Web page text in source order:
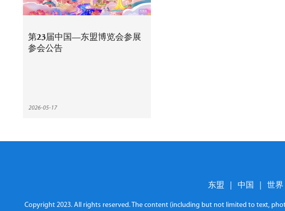
第23届中国—东盟博览会参展
参会公告
2026-05-17
东盟 中国 世界
Copyright 2023. All rights reserved. The content (including but not limited to text,